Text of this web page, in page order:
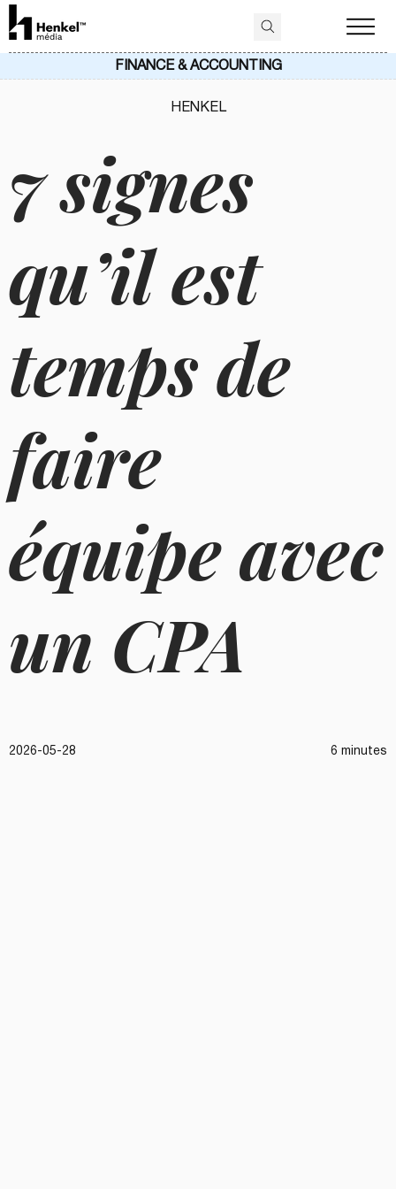
7 signes
qu’il est
temps de
faire
équipe avec
un CPA
2026-05-28
HENKEL
6 minutes
FINANCE & ACCOUNTING